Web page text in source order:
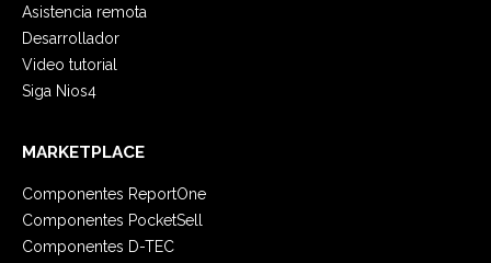
Asistencia remota
Desarrollador
Video tutorial
Siga Nios4
MARKETPLACE
Componentes ReportOne
Componentes PocketSell
Componentes D-TEC